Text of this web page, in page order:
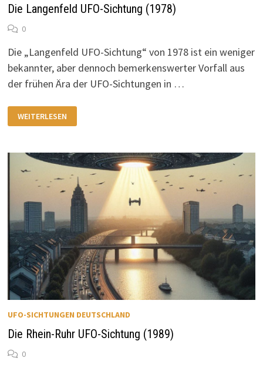
Die Langenfeld UFO-Sichtung (1978)
0
Die „Langenfeld UFO-Sichtung“ von 1978 ist ein weniger
bekannter, aber dennoch bemerkenswerter Vorfall aus
der frühen Ära der UFO-Sichtungen in …
LANGENFELD
UFO-
WEITERLESEN
UFO-SICHTUNGEN DEUTSCHLAND
Die Rhein-Ruhr UFO-Sichtung (1989)
0